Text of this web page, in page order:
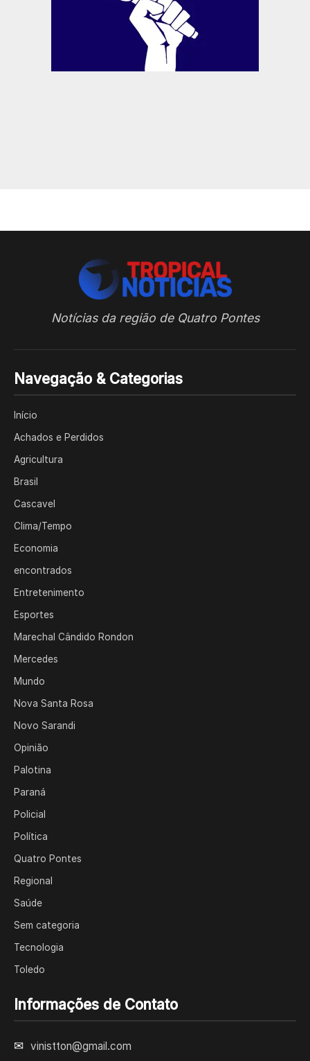
Notícias da região de Quatro Pontes
Navegação & Categorias
Início
Achados e Perdidos
Agricultura
Brasil
Cascavel
Clima/Tempo
Economia
encontrados
Entretenimento
Esportes
Marechal Cândido Rondon
Mercedes
Mundo
Nova Santa Rosa
Novo Sarandi
Opinião
Palotina
Paraná
Policial
Política
Quatro Pontes
Regional
Saúde
Sem categoria
Tecnologia
Toledo
Informações de Contato
✉ vinistton@gmail.com